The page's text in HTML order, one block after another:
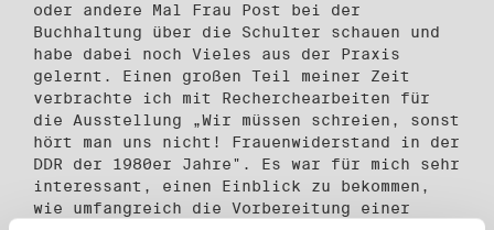
oder andere Mal Frau Post bei der
Buchhaltung über die Schulter schauen und
habe dabei noch Vieles aus der Praxis
gelernt. Einen großen Teil meiner Zeit
verbrachte ich mit Recherchearbeiten für
die Ausstellung „Wir müssen schreien, sonst
hört man uns nicht! Frauenwiderstand in der
DDR der 1980er Jahre". Es war für mich sehr
interessant, einen Einblick zu bekommen,
wie umfangreich die Vorbereitung einer